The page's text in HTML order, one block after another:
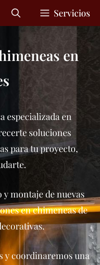
Servicios
en
especializada en
soluciones
para tu proyecto,
montaje de nuevas
en chimeneas de
y coordinaremos una